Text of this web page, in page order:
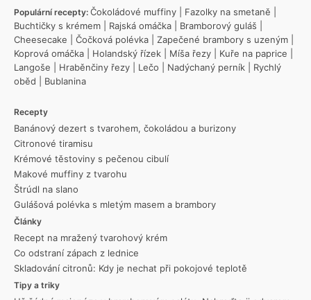
Populární recepty: Čokoládové muffiny Fazolky na smetaně
Buchtičky s krémem
Rajská omáčka Bramborový guláš
Cheesecake
Čočková polévka Zapečené brambory s uzeným
Koprová omáčka
Holandský řízek Míša řezy Kuře na paprice
Langoše
Hraběnčiny řezy Lečo Nadýchaný perník
Rychlý
oběd
Bublanina
Recepty
Banánový dezert s tvarohem, čokoládou a burizony
Citronové tiramisu
Krémové těstoviny s pečenou cibulí
Makové muffiny z tvarohu
Štrúdl na slano
Gulášová polévka s mletým masem a brambory
Články
Recept na mražený tvarohový krém
Co odstraní zápach z lednice
Skladování citronů: Kdy je nechat při pokojové teplotě
Tipy a triky